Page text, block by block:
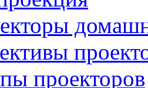
проекторов